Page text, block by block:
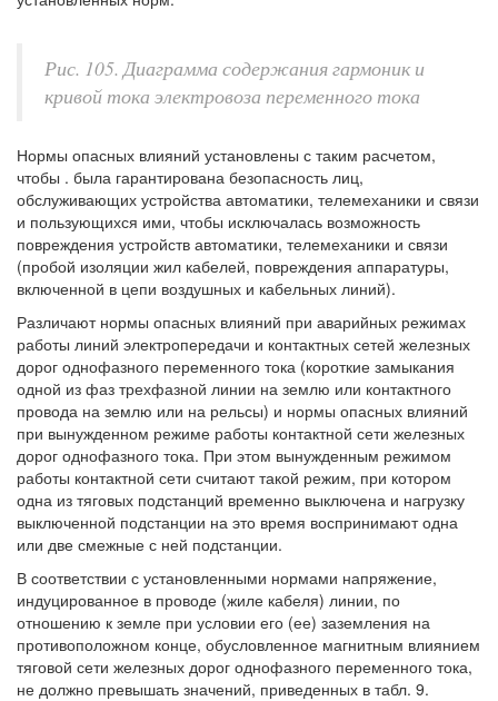
Рис. 105. Диаграмма содержания гармоник и
кривой тока электровоза переменного тока
Нормы опасных влияний установлены с таким расчетом,
чтобы . была гарантирована безопасность лиц,
обслуживающих устройства автоматики, телемеханики и связи
и пользующихся ими, чтобы исключалась возможность
повреждения устройств автоматики, телемеханики и связи
(пробой изоляции жил кабелей, повреждения аппаратуры,
включенной в цепи воздушных и кабельных линий).
Различают нормы опасных влияний при аварийных режимах
работы линий электропередачи и контактных сетей железных
дорог однофазного переменного тока (короткие замыкания
одной из фаз трехфазной линии на землю или контактного
провода на землю или на рельсы) и нормы опасных влияний
при вынужденном режиме работы контактной сети железных
дорог однофазного тока. При этом вынужденным режимом
работы контактной сети считают такой режим, при котором
одна из тяговых подстанций временно выключена и нагрузку
выключенной подстанции на это время воспринимают одна
или две смежные с ней подстанции.
В соответствии с установленными нормами напряжение,
индуцированное в проводе (жиле кабеля) линии, по
отношению к земле при условии его (ее) заземления на
противоположном конце, обусловленное магнитным влиянием
тяговой сети железных дорог однофазного переменного тока,
не должно превышать значений, приведенных в табл. 9.